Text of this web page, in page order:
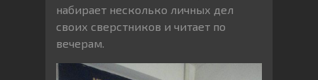
набирает несколько личных дел
своих сверстников и читает по
вечерам.